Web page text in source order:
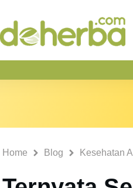
Home Blog Kesehatan